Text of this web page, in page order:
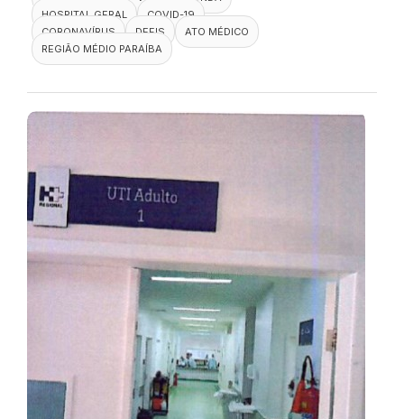
HOSPITAL GERAL
COVID-19
CORONAVÍRUS
DEFIS
ATO MÉDICO
REGIÃO MÉDIO PARAÍBA